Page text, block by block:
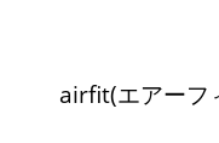
airfit(エアーフ